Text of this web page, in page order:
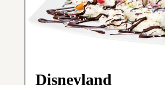
Disneyland